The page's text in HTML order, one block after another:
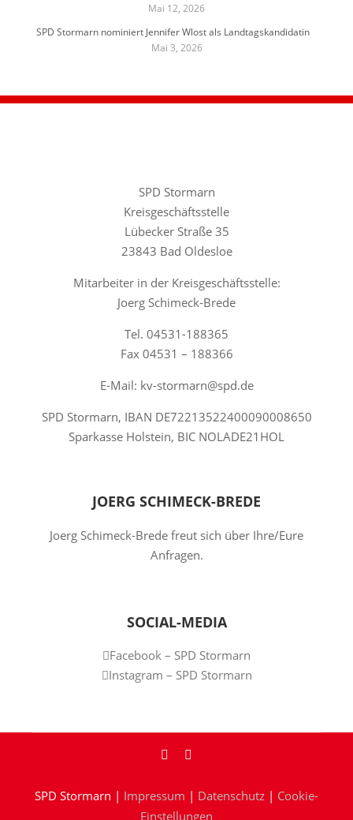
Mai 12, 2026
SPD Stormarn nominiert Jennifer Wlost als Landtagskandidatin
Mai 3, 2026
SPD Stormarn
Kreisgeschäftsstelle
Lübecker Straße 35
23843 Bad Oldesloe
Mitarbeiter in der Kreisgeschäftsstelle:
Joerg Schimeck-Brede
Tel. 04531-188365
Fax 04531 – 188366
E-Mail: kv-stormarn@spd.de
SPD Stormarn, IBAN DE72213522400090008650
Sparkasse Holstein, BIC NOLADE21HOL
JOERG SCHIMECK-BREDE
Joerg Schimeck-Brede freut sich über Ihre/Eure
Anfragen.
SOCIAL-MEDIA
Facebook – SPD Stormarn
Instagram – SPD Stormarn
SPD Stormarn | Impressum | Datenschutz | Cookie-
Einstellungen